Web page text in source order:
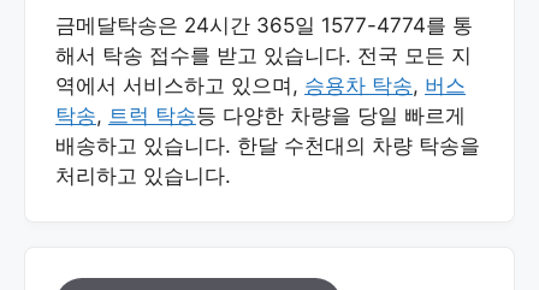
금메달탁송은 24시간 365일 1577-4774를 통
해서 탁송 접수를 받고 있습니다. 전국 모든 지
역에서 서비스하고 있으며, 승용차 탁송, 버스
탁송, 트럭 탁송등 다양한 차량을 당일 빠르게
배송하고 있습니다. 한달 수천대의 차량 탁송을
처리하고 있습니다.